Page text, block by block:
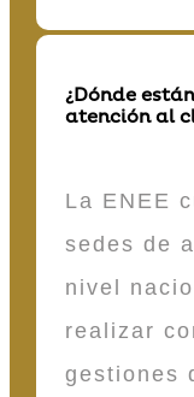
¿Dónde
atención al
La ENEE
sedes de
nivel
realizar
gestiones